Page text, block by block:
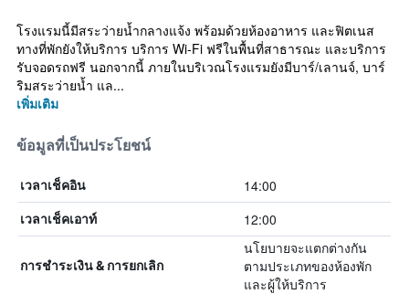
โรงแรมนี้มีสระว่ายน้ำกลางแจ้ง พร้อมด้วยห้องอาหาร และฟิตเนส
ทางที่พักยังให้บริการ บริการ Wi-Fi ฟรีในพื้นที่สาธารณะ และบริการ
รับจอดรถฟรี นอกจากนี้ ภายในบริเวณโรงแรมยังมีบาร์/เลานจ์, บาร์
ริมสระว่ายน้ำ แล...
เพิ่มเติม
ข้อมูลที่เป็นประโยชน์
เวลาเช็คอิน 14:00
เวลาเช็คเอาท์ 12:00
การชำระเงิน & การยกเลิก
นโยบายจะแตกต่างกัน
ตามประเภทของห้องพัก
และผู้ให้บริการ